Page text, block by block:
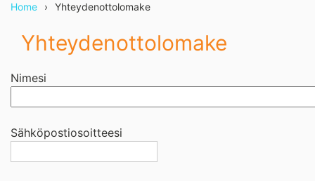
Home Yhteydenottolomake
Yhteydenottolomake
Nimesi
Sähköpostiosoitteesi